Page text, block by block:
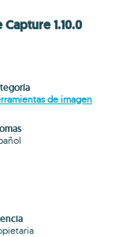
1.10.0
de imagen